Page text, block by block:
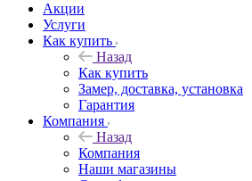
Акции
Услуги
Как купить
Назад
Как купить
Замер, доставка, установка
Гарантия
Компания
Назад
Компания
Наши магазины